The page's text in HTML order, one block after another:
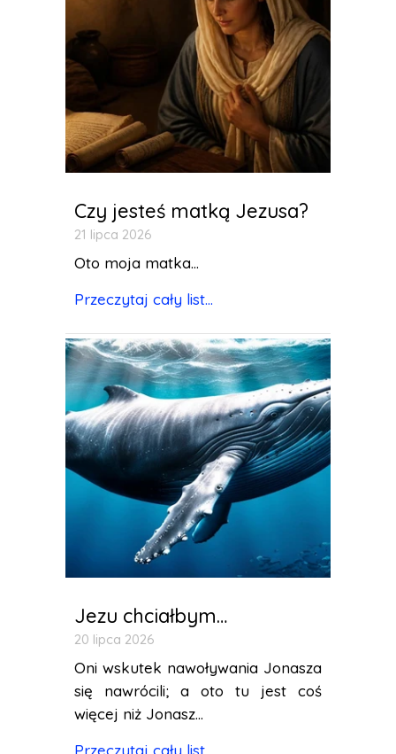
Czy jesteś matką Jezusa?
21 lipca 2026
Oto moja matka...
Przeczytaj cały list...
Jezu chciałbym…
20 lipca 2026
Oni wskutek nawoływania Jonasza
się nawrócili; a oto tu jest coś
więcej niż Jonasz...
Przeczytaj cały list...